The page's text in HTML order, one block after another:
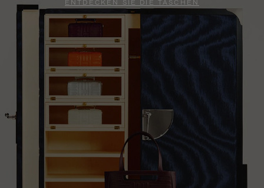
ENTDECKEN SIE DIE TASCHEN